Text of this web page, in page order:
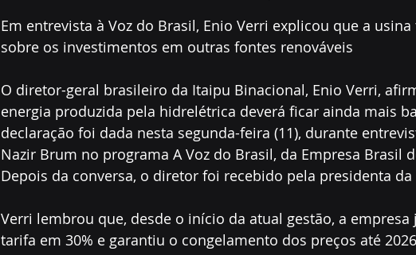
Em entrevista à Voz do Brasil, Enio Verri explicou que a
sobre os investimentos em outras fontes renováveis
O diretor-geral brasileiro da Itaipu Binacional, Enio Verri,
energia produzida pela hidrelétrica deverá ficar ainda mais
declaração foi dada nesta segunda-feira (11), durante
Nazir Brum no programa A Voz do Brasil, da Empresa Brasil
Depois da conversa, o diretor foi recebido pela presidenta da
Verri lembrou que, desde o início da atual gestão, a
tarifa em 30% e garantiu o congelamento dos preços até